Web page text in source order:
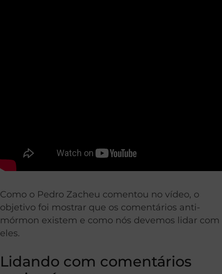
Como o Pedro Zacheu comentou no vídeo, o
objetivo foi mostrar que os comentários anti-
mórmon existem e como nós devemos lidar com
eles.
Lidando com comentários